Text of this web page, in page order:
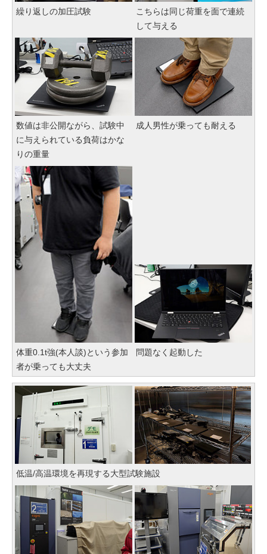
繰り返しの加圧試験
こちらは同じ荷重を面で連続
して与える
数値は非公開ながら、試験中
に与えられている負荷はかな
りの重量
成人男性が乗っても耐える
体重0.1t強(本人談)という参加
者が乗っても大丈夫
問題なく起動した
低温/高温環境を再現する大型試験施設